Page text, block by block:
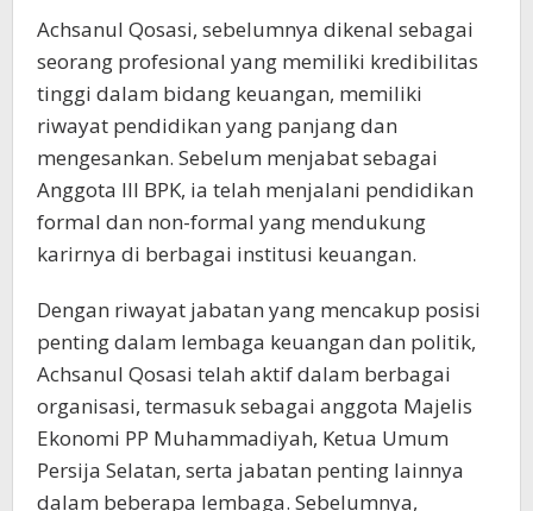
Achsanul Qosasi, sebelumnya dikenal sebagai
seorang profesional yang memiliki kredibilitas
tinggi dalam bidang keuangan, memiliki
riwayat pendidikan yang panjang dan
mengesankan. Sebelum menjabat sebagai
Anggota III BPK, ia telah menjalani pendidikan
formal dan non-formal yang mendukung
karirnya di berbagai institusi keuangan.
Dengan riwayat jabatan yang mencakup posisi
penting dalam lembaga keuangan dan politik,
Achsanul Qosasi telah aktif dalam berbagai
organisasi, termasuk sebagai anggota Majelis
Ekonomi PP Muhammadiyah, Ketua Umum
Persija Selatan, serta jabatan penting lainnya
dalam beberapa lembaga. Sebelumnya,